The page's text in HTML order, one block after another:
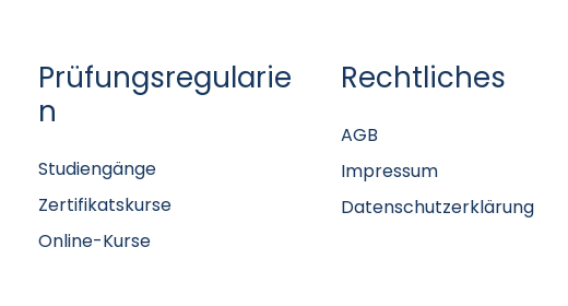
Prüfungsregularie
n
Studiengänge
Zertifikatskurse
Online-Kurse
Rechtliches
AGB
Impressum
Datenschutzerklärung